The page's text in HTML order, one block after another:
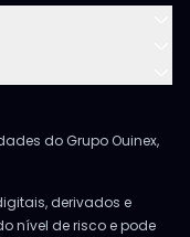
do Grupo Ouinex,
derivados e
nível de risco e pode